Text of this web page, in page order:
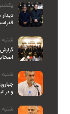
یکشنبه 11 مرداد
شنبه 10 مرداد 1405 10:18
شنبه 10 مرداد 1405 08:39
و در
شنبه 10 مرداد 1405 08:36